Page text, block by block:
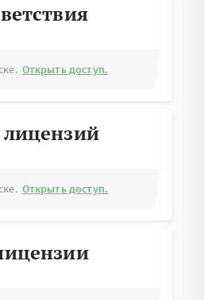
Открыть доступ.
Открыть доступ.